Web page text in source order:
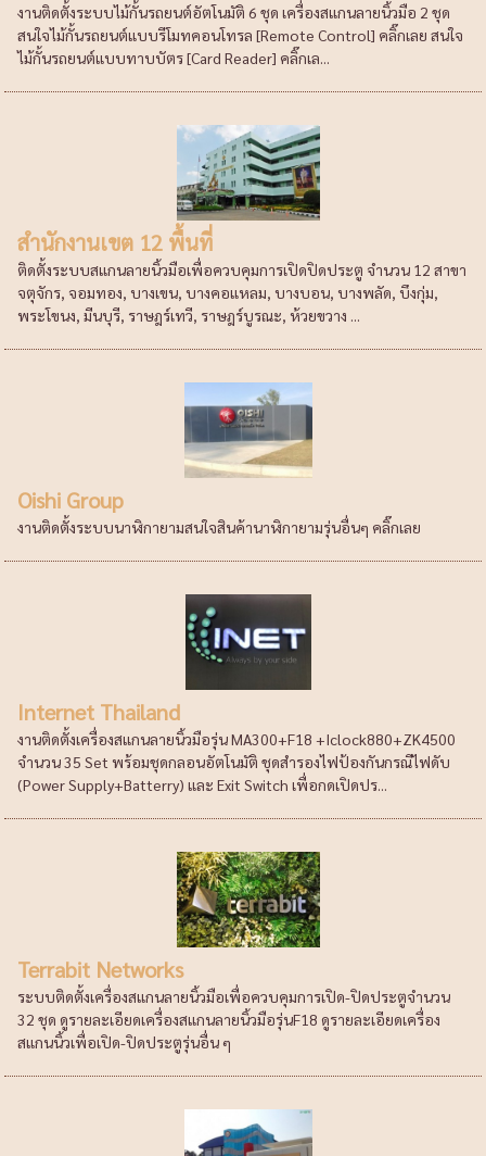
งานติดตั้งระบบไม้กั้นรถยนต์อัตโนมัติ 6 ชุด เครื่องสแกนลายนิ้วมือ 2 ชุด
สนใจไม้กั้นรถยนต์แบบรีโมทคอนโทรล [Remote Control] คลิ๊กเลย สนใจ
ไม้กั้นรถยนต์แบบทาบบัตร [Card Reader] คลิ๊กเล...
สำนักงานเขต 12 พื้นที่
ติดตั้งระบบสแกนลายนิ้วมือเพื่อควบคุมการเปิดปิดประตู จำนวน 12 สาขา
จตุจักร, จอมทอง, บางเขน, บางคอแหลม, บางบอน, บางพลัด, บึงกุ่ม,
พระโขนง, มีนบุรี, ราษฎร์เทวี, ราษฎร์บูรณะ, ห้วยขวาง ...
Oishi Group
งานติดตั้งระบบนาฬิกายามสนใจสินค้านาฬิกายามรุ่นอื่นๆ คลิ๊กเลย
Internet Thailand
งานติดตั้งเครื่องสแกนลายนิ้วมือรุ่น MA300+F18 +Iclock880+ZK4500
จำนวน 35 Set พร้อมชุดกลอนอัตโนมัติ ชุดสำรองไฟป้องกันกรณีไฟดับ
(Power Supply+Batterry) และ Exit Switch เพื่อกดเปิดปร...
Terrabit Networks
ระบบติดตั้งเครื่องสแกนลายนิ้วมือเพื่อควบคุมการเปิด-ปิดประตูจำนวน
32 ชุด ดูรายละเอียดเครื่องสแกนลายนิ้วมือรุ่นF18 ดูรายละเอียดเครื่อง
สแกนนิ้วเพื่อเปิด-ปิดประตูรุ่นอื่น ๆ